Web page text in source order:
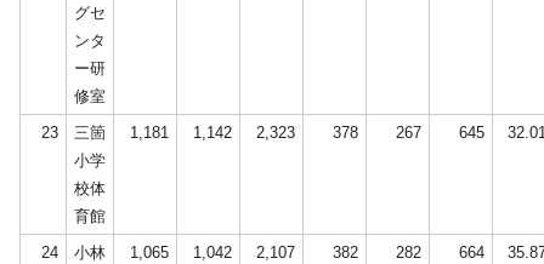
グセ
ンタ
ー研
修室
23
三箇
小学
校体
育館
1,181 1,142 2,323 378 267 645
24
小林
1,065 1,042 2,107 382 282 664